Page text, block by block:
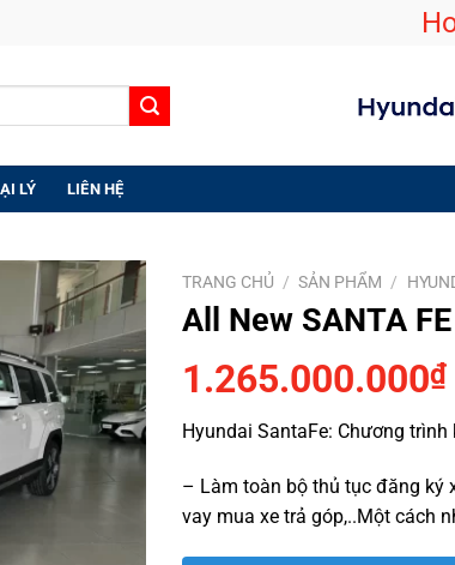
LÝ LIÊN HỆ
TRANG CHỦ SẢN PHẨM
All New SANTA
1.265.000.000₫
Hyundai SantaFe: Chương trình
– Làm toàn bộ thủ tục đăng ký
vay mua xe trả góp,..Một cách
giá dưới đây: